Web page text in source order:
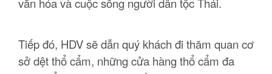
Tiếp đó, HDV sẽ dẫn quý khách đi thăm quan cơ
sở dệt thổ cẩm, những cửa hàng thổ cẩm đa